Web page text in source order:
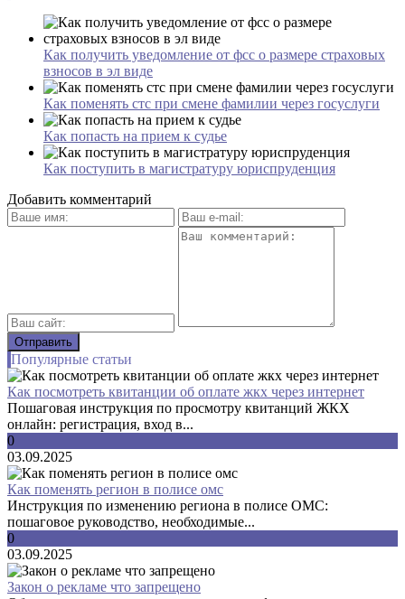
Как получить уведомление от фсс о размере страховых
взносов в эл виде
Как поменять стс при смене фамилии через госуслуги
Как попасть на прием к судье
Как поступить в магистратуру юриспруденция
Добавить комментарий
Популярные статьи
Как посмотреть квитанции об оплате жкх через интернет
Пошаговая инструкция по просмотру квитанций ЖКХ
онлайн: регистрация, вход в...
0
03.09.2025
Как поменять регион в полисе омс
Инструкция по изменению региона в полисе ОМС:
пошаговое руководство, необходимые...
0
03.09.2025
Закон о рекламе что запрещено